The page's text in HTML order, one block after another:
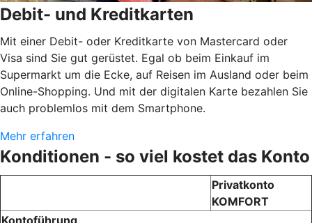
Debit- und Kreditkarten
Mit einer Debit- oder Kreditkarte von Mastercard oder
Visa sind Sie gut gerüstet. Egal ob beim Einkauf im
Supermarkt um die Ecke, auf Reisen im Ausland oder beim
Online-Shopping. Und mit der digitalen Karte bezahlen Sie
auch problemlos mit dem Smartphone.
Mehr erfahren
Konditionen - so viel kostet das Konto
Privatkonto
KOMFORT